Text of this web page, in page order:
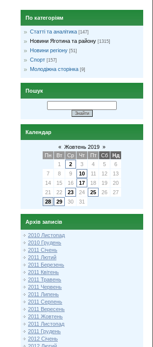
По категоріям
Статті та аналітика [147]
Новини Яготина та району [1315]
Новини регіону [51]
Спорт [157]
Молодіжна сторінка [9]
Пошук
Календар
« Жовтень 2019 »
Пн
Вт Ср Чт Пт Сб
Нд
1
2 3 4 5
6
7
8 9 10 11 12
13
14
15 16 17 18 19
20
21
22 23 24 25 26
27
28
29 30 31
Архів записів
2010 Листопад
2010 Грудень
2011 Січень
2011 Лютий
2011 Березень
2011 Квітень
2011 Травень
2011 Червень
2011 Липень
2011 Серпень
2011 Вересень
2011 Жовтень
2011 Листопад
2011 Грудень
2012 Січень